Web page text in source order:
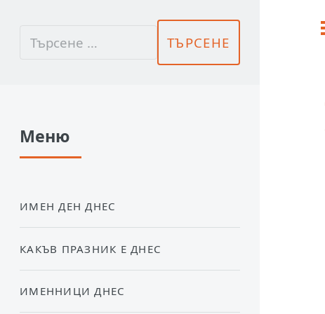
Меню
ИМЕН ДЕН ДНЕС
КАКЪВ ПРАЗНИК Е ДНЕС
ИМЕННИЦИ ДНЕС